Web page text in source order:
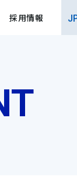
採用情報